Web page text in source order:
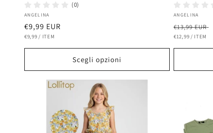
(0)
Fornitore:
ANGELINA
Prezzo
di
listino
€9,99 EUR
PREZZO
€9,99 / PER
ITEM
Scegli opzioni
Fornitore:
ANGELINA
Prezzo
di
listino
€13,99 EUR
PREZZO
€12,99 / PER
ITEM